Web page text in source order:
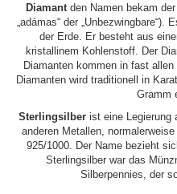
Diamant den Namen bekam
„adámas“ der
der Erde. Er besteht aus
kristallinem Kohlenstoff. Der
Diamanten kommen in fast
Diamanten wird traditionell in
Gramm
Sterlingsilberist eine Legierung
anderen Metallen,
925/1000. Der Name bezieht
Sterlingsilber war das
Silberpennies, der